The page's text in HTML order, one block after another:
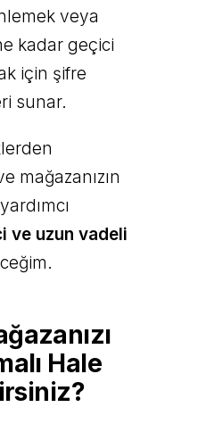
veya
kadar geçici
için şifre
sunar.
mağazanızın
ve uzun vadeli
Hale